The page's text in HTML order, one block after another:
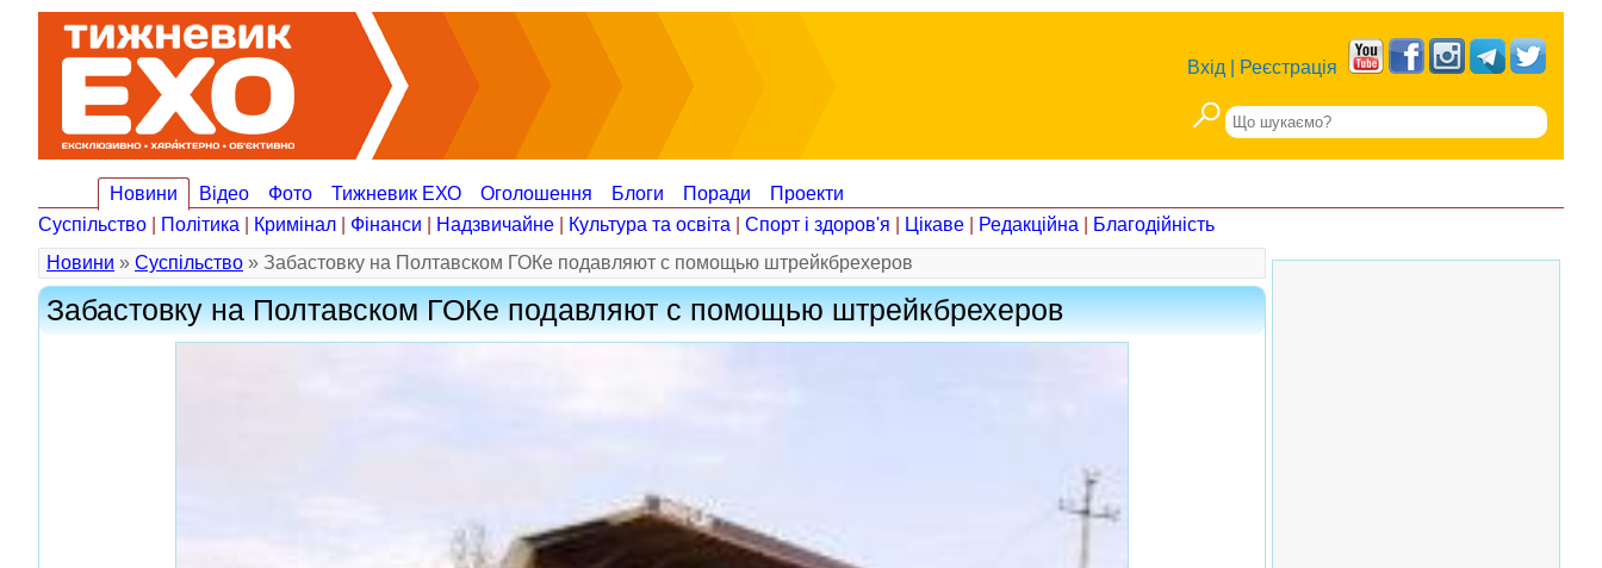
Вхід Реєстрація
Новини Відео Фото Тижневик ЕХО Оголошення Блоги Поради
Проекти
Суспільство
Політика Кримінал Фінанси Надзвичайне Культура та освіта Спорт і здоров'я Цікаве Редакційна
Благодійність
Новини » Суспільство » Забастовку на Полтавском ГОКе подавляют с помощью штрейкбрехеров
Забастовку на Полтавском ГОКе подавляют с помощью штрейкбрехеров